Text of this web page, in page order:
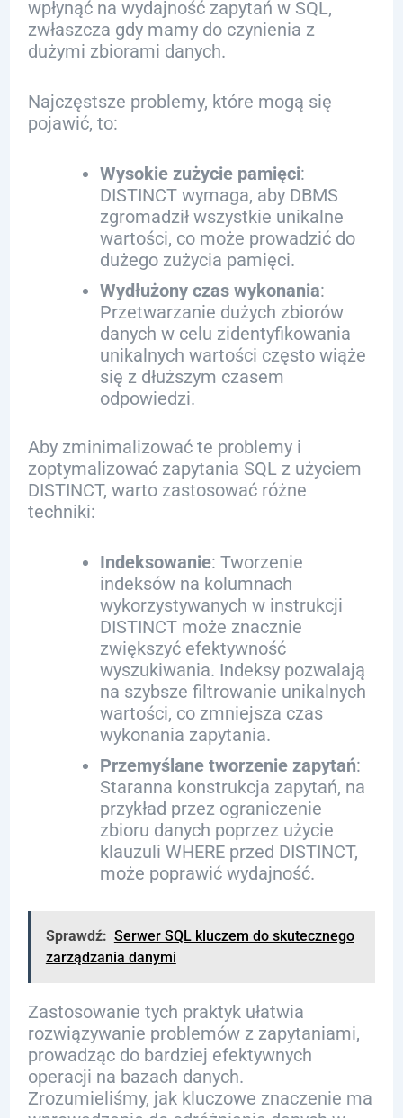
wpłynąć na wydajność zapytań w SQL,
zwłaszcza gdy mamy do czynienia z
dużymi zbiorami danych.
Najczęstsze problemy, które mogą się
pojawić, to:
Wysokie zużycie pamięci:
DISTINCT wymaga, aby DBMS
zgromadził wszystkie unikalne
wartości, co może prowadzić do
dużego zużycia pamięci.
Wydłużony czas wykonania:
Przetwarzanie dużych zbiorów
danych w celu zidentyfikowania
unikalnych wartości często wiąże
się z dłuższym czasem
odpowiedzi.
Aby zminimalizować te problemy i
zoptymalizować zapytania SQL z użyciem
DISTINCT, warto zastosować różne
techniki:
Indeksowanie: Tworzenie
indeksów na kolumnach
wykorzystywanych w instrukcji
DISTINCT może znacznie
zwiększyć efektywność
wyszukiwania. Indeksy pozwalają
na szybsze filtrowanie unikalnych
wartości, co zmniejsza czas
wykonania zapytania.
Przemyślane tworzenie zapytań:
Staranna konstrukcja zapytań, na
przykład przez ograniczenie
zbioru danych poprzez użycie
klauzuli WHERE przed DISTINCT,
może poprawić wydajność.
Sprawdź: Serwer SQL kluczem do skutecznego
zarządzania danymi
Zastosowanie tych praktyk ułatwia
rozwiązywanie problemów z zapytaniami,
prowadząc do bardziej efektywnych
operacji na bazach danych.
Zrozumieliśmy, jak kluczowe znaczenie ma